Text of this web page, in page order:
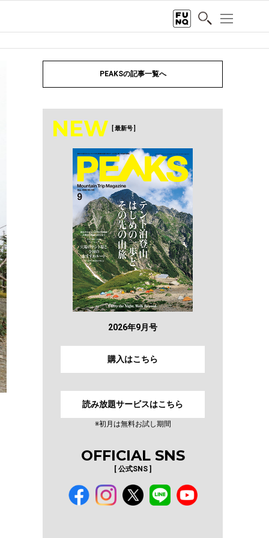
PEAKSの記事一覧へ
NEW [ 最新号 ]
2026年9月号
購入はこちら
読み放題サービスはこちら
※初月は無料お試し期間
OFFICIAL SNS
[ 公式SNS ]